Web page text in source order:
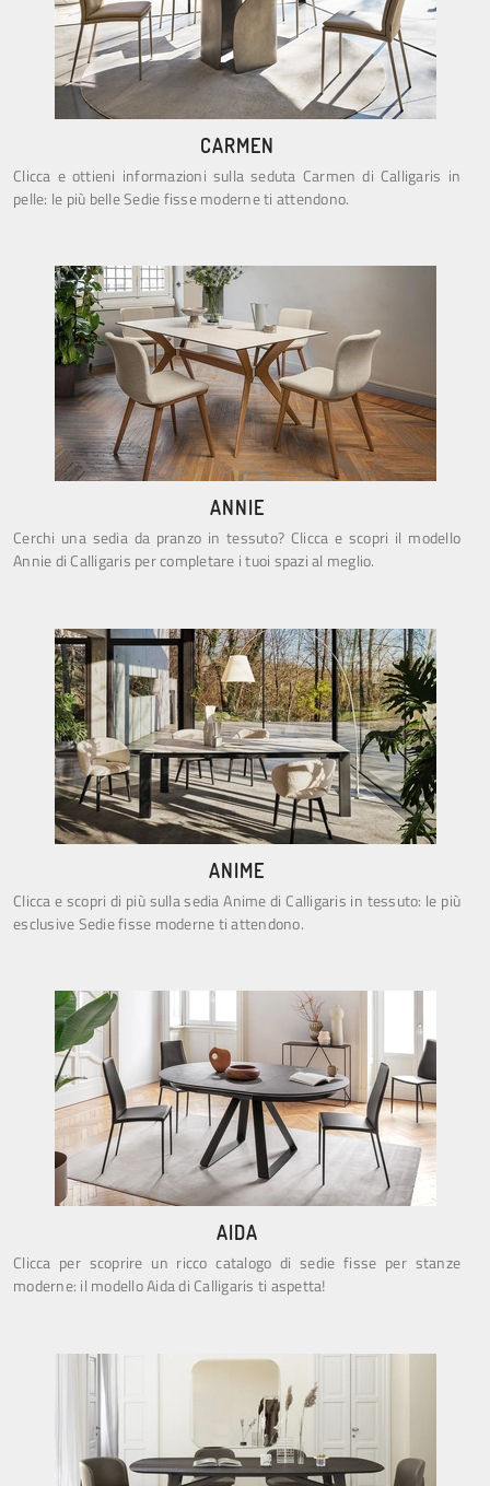
CARMEN
Clicca e ottieni informazioni sulla seduta Carmen di Calligaris in
pelle: le più belle Sedie fisse moderne ti attendono.
ANNIE
Cerchi una sedia da pranzo in tessuto? Clicca e scopri il modello
Annie di Calligaris per completare i tuoi spazi al meglio.
ANIME
Clicca e scopri di più sulla sedia Anime di Calligaris in tessuto: le più
esclusive Sedie fisse moderne ti attendono.
AIDA
Clicca per scoprire un ricco catalogo di sedie fisse per stanze
moderne: il modello Aida di Calligaris ti aspetta!